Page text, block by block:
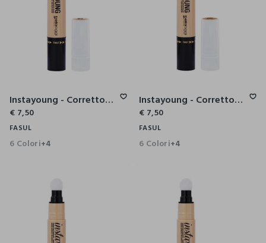
Instayoung - Correttore Anti-Age
€ 7,50
FASUL
6 Colori+4
Instayoung - Correttore Anti-Age
€ 7,50
FASUL
6 Colori+4